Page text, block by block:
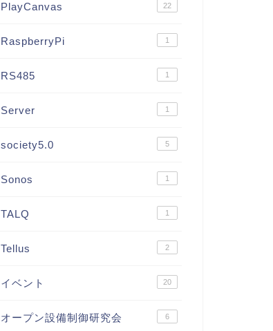
PlayCanvas 22
RaspberryPi 1
RS485 1
Server 1
society5.0 5
Sonos 1
TALQ 1
Tellus 2
イベント 20
オープン設備制御研究会 6